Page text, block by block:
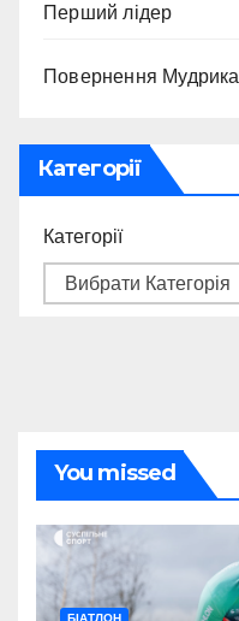
Перший лідер
Повернення Мудрика
Категорії
Категорії
You missed
БІАТЛОН